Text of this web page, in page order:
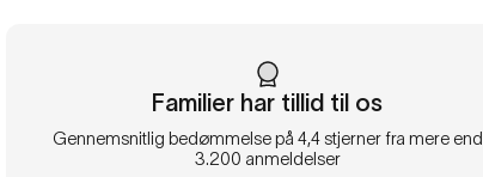
Familier har tillid til os
Gennemsnitlig bedømmelse på 4,4 stjerner fra mere end
3.200 anmeldelser